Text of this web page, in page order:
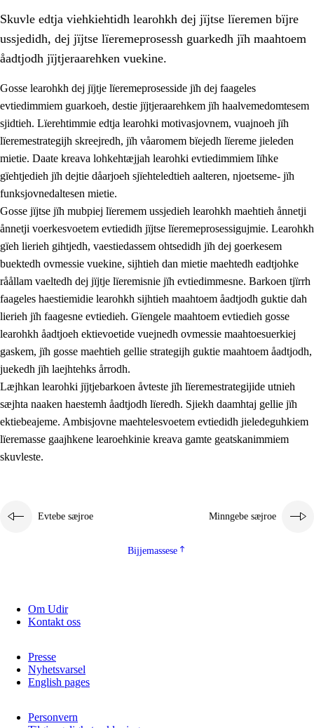
2.1 Sosijaale lïereme jïh evtiedimmie
Maahtoe faagine
2.3 Vihkeles tjiehpiesvoeth
Dåaresthfaageles teemah
Skuvle edtja viehkiehtidh learohkh dej jïjtse lïeremen bïjre
ussjedidh, dej jïjtse lïeremeprosessh guarkedh jïh maahtoem
åadtjodh jïjtjeraarehken vuekine.
Gosse learohkh dej jïjtje lïeremeprosesside jïh dej faageles
evtiedimmiem guarkoeh, destie jïjtjeraarehkem jïh haalvemedomtesem
sjidtieh. Lïerehtimmie edtja learohki motivasjovnem, vuajnoeh jïh
lïeremestrategijh skreejredh, jïh våaromem bïejedh lïereme jieleden
mietie. Daate kreava lohkehtæjjah learohki evtiedimmiem lïhke
gïehtjedieh jïh dejtie dåarjoeh sjïehteledtieh aalteren, njoetseme- jïh
funksjovnedaltesen mietie.
Gosse jïjtse jïh mubpiej lïeremem ussjedieh learohkh maehtieh ånnetji
ånnetji voerkesvoetem evtiedidh jïjtse lïeremeprosessigujmie. Learohkh
gïeh lierieh gihtjedh, vaestiedassem ohtsedidh jïh dej goerkesem
buektedh ovmessie vuekine, sijhtieh dan mietie maehtedh eadtjohke
råållam vaeltedh dej jïjtje lïeremisnie jïh evtiedimmesne. Barkoen tjïrrh
faageles haestiemidie learohkh sijhtieh maahtoem åadtjodh guktie dah
lierieh jïh faagesne evtiedieh. Gïengele maahtoem evtiedieh gosse
learohkh åadtjoeh ektievoetide vuejnedh ovmessie maahtoesuerkiej
gaskem, jïh gosse maehtieh gellie strategijh guktie maahtoem åadtjodh,
juekedh jïh laejhtehks årrodh.
Læjhkan learohki jïjtjebarkoen åvteste jïh lïeremestrategijide utnieh
sæjhta naaken haestemh åadtjodh lïeredh. Sjiekh daamhtaj gellie jïh
ektiebeajeme. Ambisjovne maehtelesvoetem evtiedidh jieledeguhkiem
lïeremasse gaajhkene learoehkinie kreava gamte geatskanimmiem
skuvleste.
Evtebe sæjroe Minngebe sæjroe
Bijjemassese
Om Udir
Kontakt oss
Presse
Nyhetsvarsel
English pages
Personvern